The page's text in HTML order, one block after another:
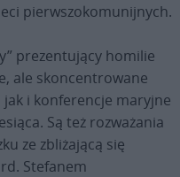
pierwszokomunijnych.
prezentujący homilie
ale skoncentrowane
jak i konferencje maryjne
Są też rozważania
ze zbliżającą się
Stefanem